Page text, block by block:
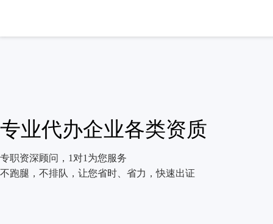
专业代办企业各类资质
专职资深顾问，1对1为您服务
不跑腿，不排队，让您省时、省力，快速出证